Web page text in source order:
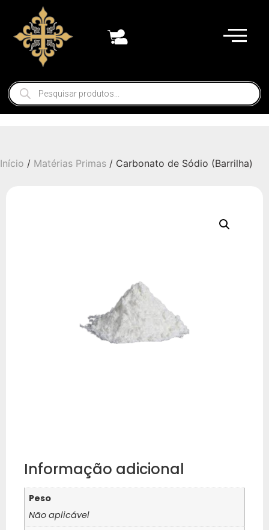
Início / Matérias Primas / Carbonato de Sódio (Barrilha)
Informação adicional
Peso
Não aplicável